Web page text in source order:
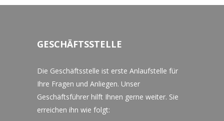
GESCHÄFTSSTELLE
Die Geschäftsstelle ist erste Anlaufstelle für
Ihre Fragen und Anliegen. Unser
Geschäftsführer hilft Ihnen gerne weiter. Sie
erreichen ihn wie folgt: